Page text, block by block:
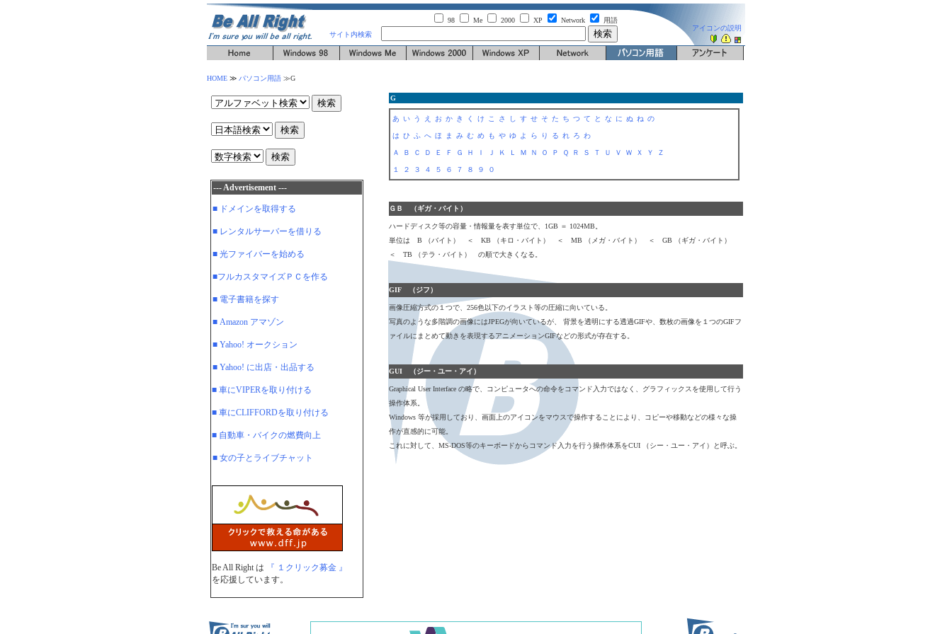
98 Me 2000 XP Network
用語
サイト内検索
アイコンの説明
HOME ≫ パソコン用語 ≫G
--- Advertisement ---
■ ドメインを取得する
■ レンタルサーバーを借りる
■ 光ファイバーを始める
■フルカスタマイズＰＣを作る
■ 電子書籍を探す
■ Amazon アマゾン
■ Yahoo! オークション
■ Yahoo! に出店・出品する
■ 車にVIPERを取り付ける
■ 車にCLIFFORDを取り付ける
■ 自動車・バイクの燃費向上
■ 女の子とライブチャット
Be All Right は
『 １クリック募金 』
を応援しています。
G
あ い う え お か き く け こ さ し す せ そ た ち つ て と な に ぬ ね の
は ひ ふ へ ほ ま み む め も や ゆ よ ら り る れ ろ わ
Ａ Ｂ Ｃ Ｄ Ｅ Ｆ Ｇ Ｈ Ｉ Ｊ Ｋ Ｌ Ｍ Ｎ Ｏ Ｐ Ｑ Ｒ Ｓ Ｔ Ｕ Ｖ Ｗ Ｘ Ｙ Ｚ
１ ２ ３ ４ ５ ６ ７ ８ ９ ０
ＧＢ （ギガ・バイト）
ハードディスク等の容量・情報量を表す単位で、1GB ＝ 1024MB。
単位は B （バイト） ＜ KB （キロ・バイト） ＜ MB （メガ・バイト） ＜ GB （ギガ・バイト）
＜ TB （テラ・バイト） の順で大きくなる。
GIF （ジフ）
画像圧縮方式の１つで、256色以下のイラスト等の圧縮に向いている。
写真のような多階調の画像にはJPEGが向いているが、 背景を透明にする透過GIFや、数枚の画像を１つのGIFフ
ァイルにまとめて動きを表現するアニメーションGIFなどの形式が存在する。
GUI （ジー・ユー・アイ）
Graphical User Interface の略で、コンピュータへの命令をコマンド入力ではなく、グラフィックスを使用して行う
操作体系。
Windows 等が採用しており、画面上のアイコンをマウスで操作することにより、コピーや移動などの様々な操
作が直感的に可能。
これに対して、MS-DOS等のキーボードからコマンド入力を行う操作体系をCUI （シー・ユー・アイ）と呼ぶ。